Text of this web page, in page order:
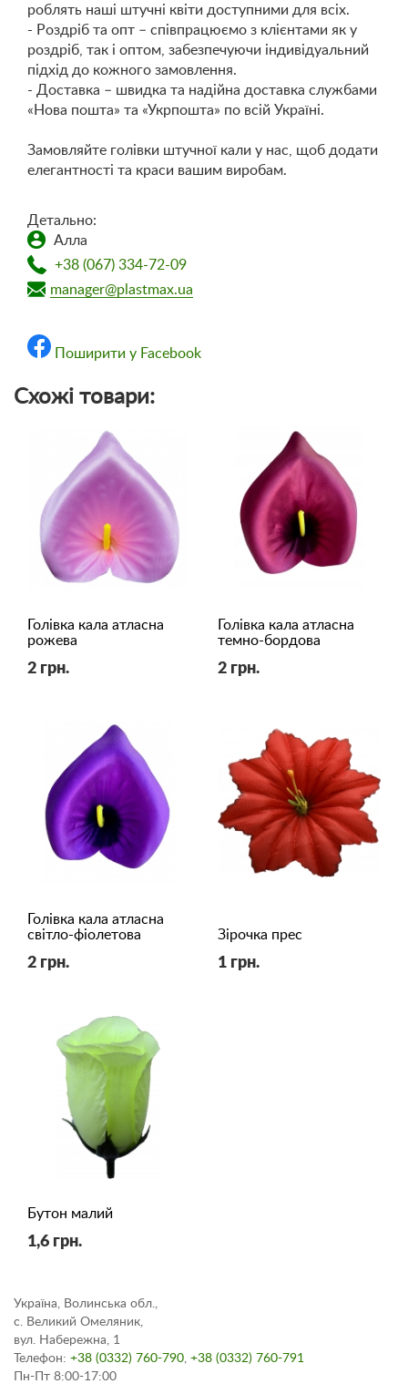
роблять наші штучні квіти доступними для всіх.
- Роздріб та опт – співпрацюємо з клієнтами як у
роздріб, так і оптом, забезпечуючи індивідуальний
підхід до кожного замовлення.
- Доставка – швидка та надійна доставка службами
«Нова пошта» та «Укрпошта» по всій Україні.
Замовляйте голівки штучної кали у нас, щоб додати
елегантності та краси вашим виробам.
Детально:
Алла
+38 (067) 334-72-09
manager@plastmax.ua
Поширити у Facebook
Схожі товари:
Голівка кала атласна
рожева
2 грн.
Голівка кала атласна
темно-бордова
2 грн.
Голівка кала атласна
світло-фіолетова
2 грн.
Зірочка прес
1 грн.
Бутон малий
1,6 грн.
Україна, Волинська обл.,
с. Великий Омеляник,
вул. Набережна, 1
Телефон: +38 (0332) 760-790, +38 (0332) 760-791
Пн-Пт 8:00-17:00